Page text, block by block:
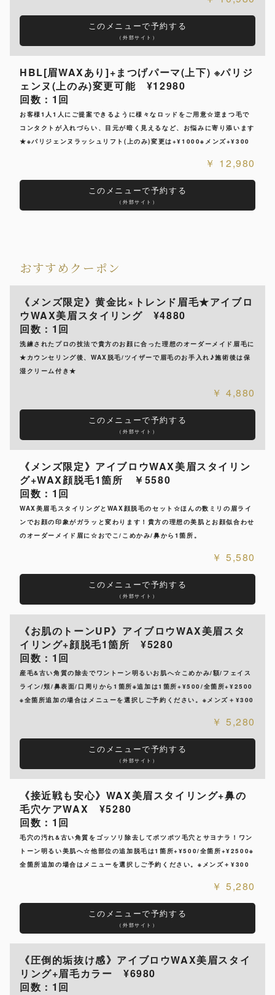
このメニューで予約する
（外部サイト）
HBL[眉WAXあり]+まつげパーマ(上下) ※パリジ
ェンヌ(上のみ)変更可能 ¥12980
回数：1回
お客様1人1人にご提案できるように様々なロッドをご用意☆逆まつ毛で
コンタクトが入れづらい、目元が暗く見えるなど、お悩みに寄り添います
★※パリジェンヌラッシュリフト(上のみ)変更は+¥1000※メンズ+¥300
12,980
このメニューで予約する
（外部サイト）
おすすめクーポン
《メンズ限定》黄金比×トレンド眉毛★アイブロ
ウWAX美眉スタイリング ¥4880
回数：1回
洗練されたプロの技法で貴方のお顔に合った理想のオーダーメイド眉毛に
★カウンセリング後、WAX脱毛/ツイザーで眉毛のお手入れ♪施術後は保
湿クリーム付き★
4,880
このメニューで予約する
（外部サイト）
《メンズ限定》アイブロウWAX美眉スタイリン
グ+WAX顔脱毛1箇所 ￥5580
回数：1回
WAX美眉毛スタイリングとWAX顔脱毛のセット☆ほんの数ミリの眉ライ
ンでお顔の印象がガラッと変わります！貴方の理想の美肌とお顔似合わせ
のオーダーメイド眉に☆おでこ/こめかみ/鼻から1箇所。
5,580
このメニューで予約する
（外部サイト）
《お肌のトーンUP》アイブロウWAX美眉スタ
イリング+顔脱毛1箇所 ¥5280
回数：1回
産毛&古い角質の除去でワントーン明るいお肌へ☆こめかみ/額/フェイス
ライン/頬/鼻表面/口周りから1箇所※追加は1箇所+¥500/全箇所+¥2500
※全箇所追加の場合はメニューを選択しご予約ください。※メンズ＋¥300
5,280
このメニューで予約する
（外部サイト）
《接近戦も安心》WAX美眉スタイリング+鼻の
毛穴ケアWAX ¥5280
回数：1回
毛穴の汚れ&古い角質をゴッソリ除去してポツポツ毛穴とサヨナラ！ワン
トーン明るい美肌へ☆他部位の追加脱毛は1箇所+¥500/全箇所+¥2500※
全箇所追加の場合はメニューを選択しご予約ください。※メンズ＋¥300
5,280
このメニューで予約する
（外部サイト）
《圧倒的垢抜け感》アイブロウWAX美眉スタイ
リング+眉毛カラー ¥6980
回数：1回